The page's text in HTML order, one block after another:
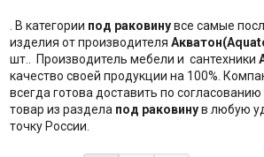
. В категории под раковинувсе самые
изделия от производителя
шт.. Производитель мебели и сантехники
качество своей продукции на 100%.
всегда готова доставить по
товар из раздела под раковинув любую
точку России.